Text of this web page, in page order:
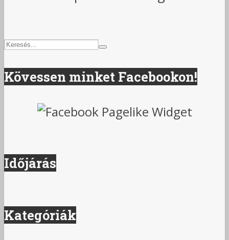
Kövessen minket Facebookon!
Időjárás
Kategóriák